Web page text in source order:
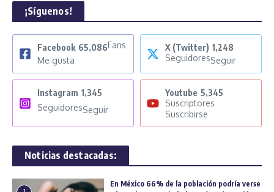
¡Síguenos!
Facebook 65,086Fans
Me gusta
X (Twitter) 1,248
SeguidoresSeguir
Instagram 1,345
SeguidoresSeguir
Youtube 5,345
Suscriptores
Suscribirse
Noticias destacadas:
En México 66% de la población podría verse